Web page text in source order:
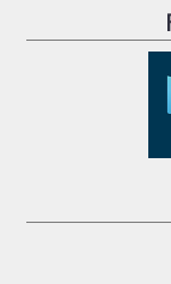
ボアルース
名古屋オー
シュライカ
ボルクバレ
選手の通算
ヴォスクオ